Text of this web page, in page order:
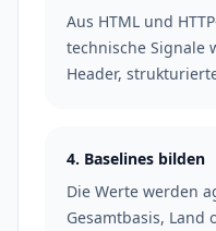
Aus HTML und
technische Signale
Header,
4. Baselines bilden
Die Werte werden
Gesamtbasis, Land